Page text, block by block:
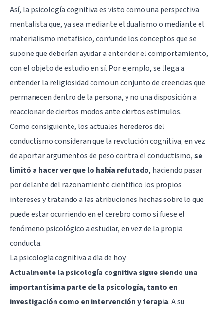
Así, la psicología cognitiva es visto como una perspectiva
mentalista que, ya sea mediante el dualismo o mediante el
materialismo metafísico, confunde los conceptos que se
supone que deberían ayudar a entender el comportamiento,
con el objeto de estudio en sí. Por ejemplo, se llega a
entender la religiosidad como un conjunto de creencias que
permanecen dentro de la persona, y no una disposición a
reaccionar de ciertos modos ante ciertos estímulos.
Como consiguiente, los actuales herederos del
conductismo consideran que la revolución cognitiva, en vez
de aportar argumentos de peso contra el conductismo,se
limitó a hacer ver que lo había refutado, haciendo pasar
por delante del razonamiento científico los propios
intereses y tratando a las atribuciones hechas sobre lo que
puede estar ocurriendo en el cerebro como si fuese el
fenómeno psicológico a estudiar, en vez de la propia
conducta.
La psicología cognitiva a día de hoy
Actualmente la psicología cognitiva sigue siendo una
importantísima parte de la psicología, tanto en
investigación como en intervención y terapia. A su